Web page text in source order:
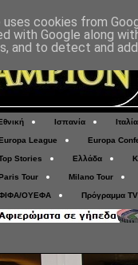
Ισπανία Ιταλία
League Europa
Stories Ελλάδα
Tour Milano Tour
ΟΥΕΦΑ Πρόγραμμα TV
uses cookies from
with Google along
and to detect and